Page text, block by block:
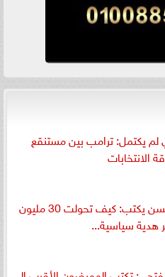
لم يكتمل: ترامب بين مستنقع
الانتخابات
عبدالعزيز محسن يكتب: كيف تحولت 30 مليون
هدية سياسية...